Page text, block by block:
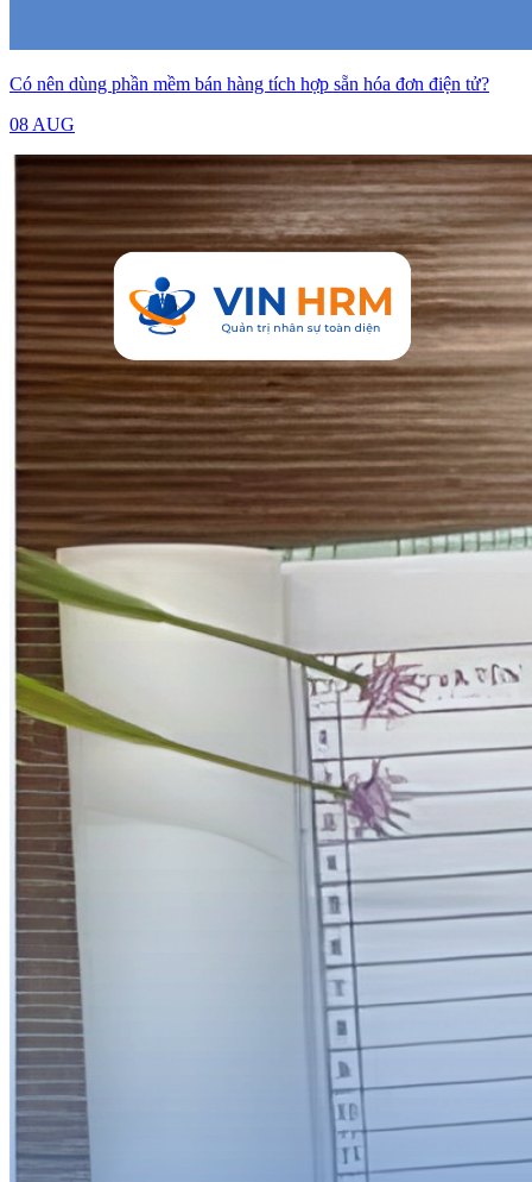
Có nên dùng phần mềm bán hàng tích hợp sẵn hóa đơn điện tử?
08 AUG